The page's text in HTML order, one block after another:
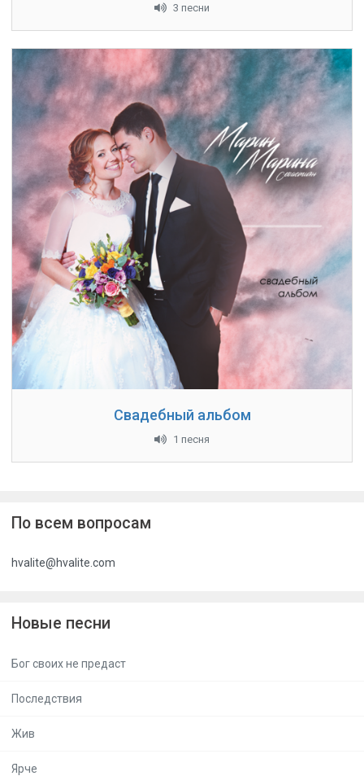
3 песни
Свадебный альбом
1 песня
По всем вопросам
hvalite@hvalite.com
Новые песни
Бог своих не предаст
Последствия
Жив
Ярче